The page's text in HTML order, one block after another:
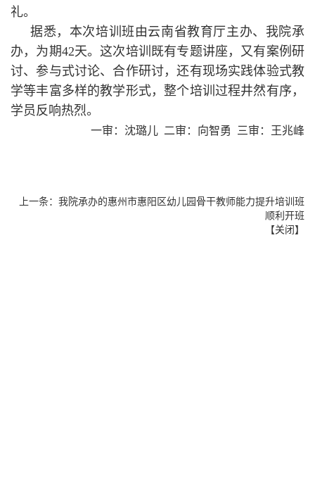
礼。
据悉，本次培训班由云南省教育厅主办、我院承
办，为期42天。这次培训既有专题讲座，又有案例研
讨、参与式讨论、合作研讨，还有现场实践体验式教
学等丰富多样的教学形式，整个培训过程井然有序，
学员反响热烈。
一审：沈璐儿 二审：向智勇 三审：王兆峰
上一条： 我院承办的惠州市惠阳区幼儿园骨干教师能力提升培训班
顺利开班
【关闭】